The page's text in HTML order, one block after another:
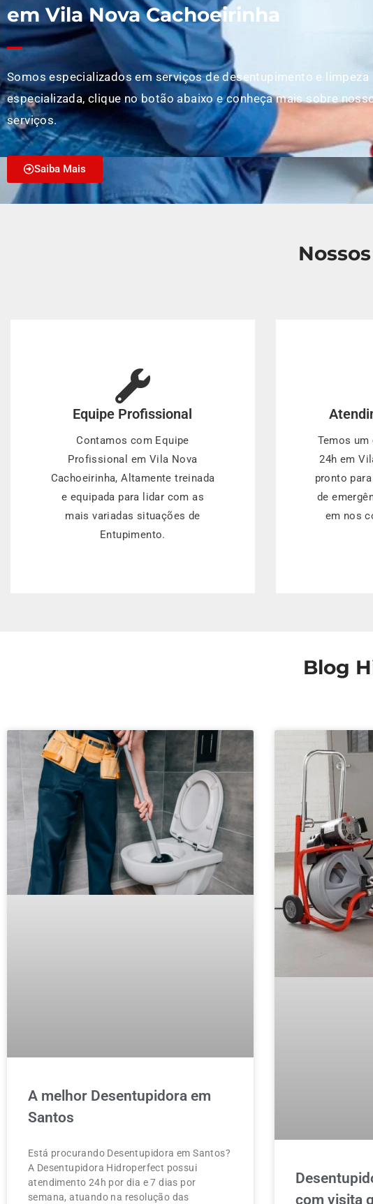
em Vila Nova Cachoeirinha
Somos especializados em serviços de desentupimento e limpeza
especializada, clique no botão abaixo e conheça mais sobre
serviços.
Saiba Mais
Equipe Profissional
Contamos com Equipe
Profissional em Vila Nova
Cachoeirinha, Altamente treinada
e equipada para lidar com as
mais variadas situações de
Entupimento.
Temos um
24h em
pronto
de
em nos
Blog
A melhor Desentupidora em
Santos
Está procurando Desentupidora em Santos?
A Desentupidora Hidroperfect possui
atendimento 24h por dia e 7 dias por
semana, atuando na resolução das
com visita